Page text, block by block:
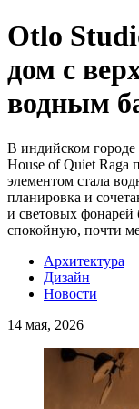
Otlo
дом с
водным
В индийском
House of Quiet
элементом стала
планировка и
и световых фонарей
спокойную, почти
Архитектура
Дизайн
Новости
14 мая, 2026